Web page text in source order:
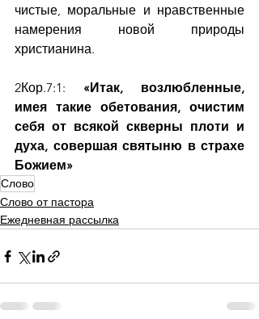
чистые, моральные и нравственные
намерения новой природы
христианина.
2Кор.7:1: «Итак, возлюбленные,
имея такие обетования, очистим
себя от всякой скверны плоти и
духа, совершая святыню в страхе
Божием»
Слово
Слово от пастора
Ежедневная рассылка